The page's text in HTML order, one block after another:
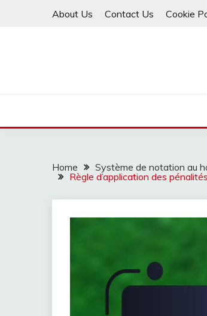
About Us Contact Us Cookie
Home
Système de notation au
Règle d’application des